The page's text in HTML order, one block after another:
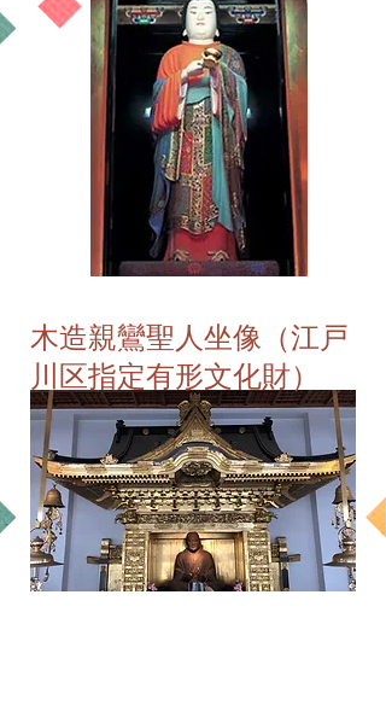
木造親鸞聖人坐像（江戸
川区指定有形文化財）